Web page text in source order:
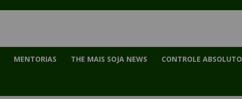
MENTORIAS THE MAIS SOJA NEWS CONTROLE ABSOLUTO